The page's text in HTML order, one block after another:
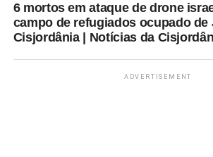
6 mortos em ataque de drone
campo de refugiados ocupado de
Cisjordânia | Notícias da
ADVERTISEMENT